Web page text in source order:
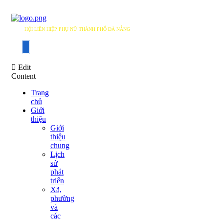
HỘI LIÊN HIỆP PHỤ NỮ THÀNH PHỐ ĐÀ NẴNG
Edit
Content
Trang
chủ
Giới
thiệu
Giới
thiệu
chung
Lịch
sử
phát
triển
Xã,
phường
và
các